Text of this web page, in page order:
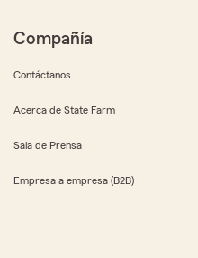
Compañía
Contáctanos
Acerca de State Farm
Sala de Prensa
Empresa a empresa (B2B)